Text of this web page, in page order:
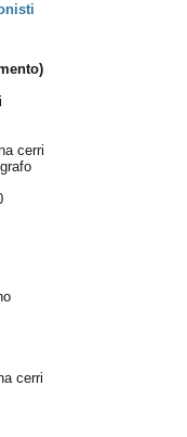
cerri
cerri